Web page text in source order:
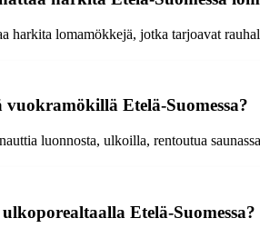
harkita lomamökkejä, jotka tarjoavat
Etelä-Suomessa?
luonnosta, ulkoilla, rentoutua
Etelä-Suomessa?